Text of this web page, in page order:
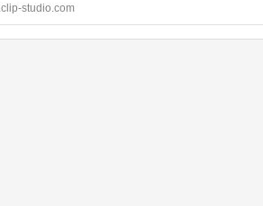
studio.com